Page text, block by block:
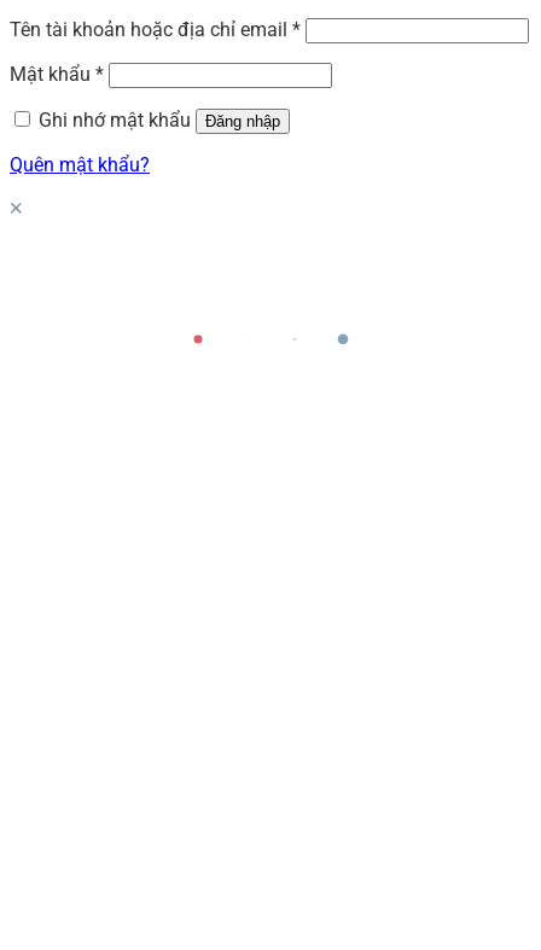
Tên tài khoản hoặc địa chỉ email *
Mật khẩu *
Ghi nhớ mật khẩu
Đăng nhập
Quên mật khẩu?